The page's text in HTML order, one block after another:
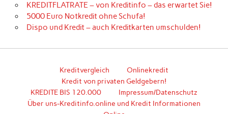
KREDITFLATRATE – von Kreditinfo – das erwartet Sie!
5000 Euro Notkredit ohne Schufa!
Dispo und Kredit – auch Kreditkarten umschulden!
Kreditvergleich
Onlinekredit
Kredit von privaten Geldgebern!
KREDITE BIS 120.000
Impressum/Datenschutz
Über uns-Kreditinfo.online und Kredit Informationen